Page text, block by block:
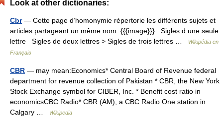
Look at other dictionaries:
Cbr— Cette page d’homonymie répertorie les différents sujets et
articles partageant un même nom. {{{image}}} Sigles d une seule
lettre Sigles de deux lettres > Sigles de trois lettres …
Wikipédia en
Français
CBR — may mean:Economics* Central Board of Revenue federal
department for revenue collection of Pakistan * CBR, the New York
Stock Exchange symbol for CIBER, Inc. * Benefit cost ratio in
economicsCBC Radio* CBR (AM), a CBC Radio One station in
Calgary …
Wikipedia